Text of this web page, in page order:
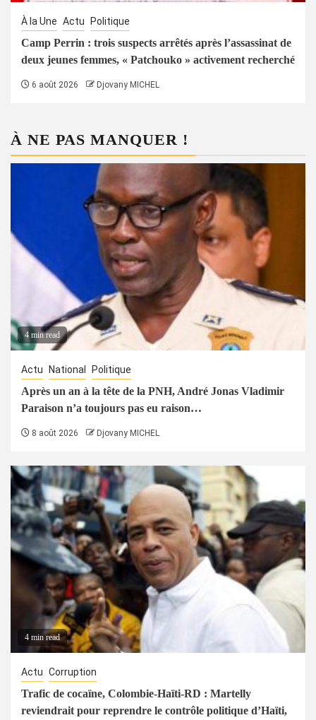
À la Une Actu Politique
Camp Perrin : trois suspects arrêtés après l’assassinat de
deux jeunes femmes, « Patchouko » activement recherché
6 août 2026 Djovany MICHEL
À NE PAS MANQUER !
4 min read
Actu National Politique
Après un an à la tête de la PNH, André Jonas Vladimir
Paraison n’a toujours pas eu raison…
8 août 2026 Djovany MICHEL
4 min read
Actu Corruption
Trafic de cocaïne, Colombie-Haïti-RD : Martelly
reviendrait pour reprendre le contrôle politique d’Haïti,